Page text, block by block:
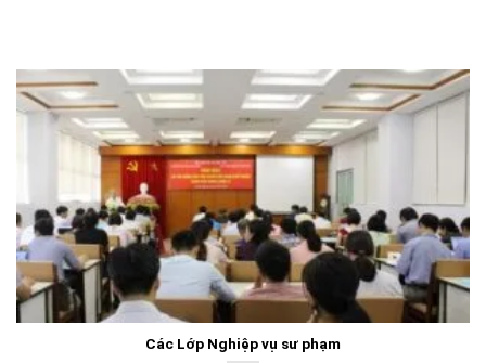
Các Lớp Nghiệp vụ sư phạm